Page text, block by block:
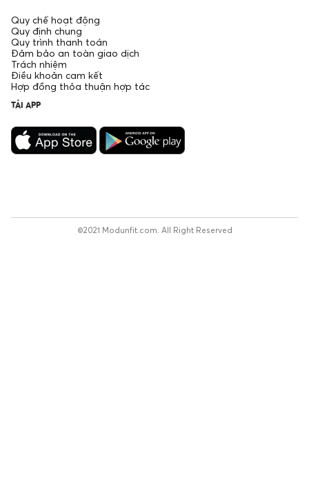
Quy chế hoạt động
Quy định chung
Quy trình thanh toán
Đảm bảo an toàn giao dịch
Trách nhiệm
Điều khoản cam kết
Hợp đồng thỏa thuận hợp tác
TẢI APP
©2021 Modunfit.com. All Right Reserved